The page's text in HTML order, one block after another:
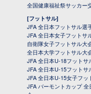
全国健康福祉祭サッカー
[フットサル]
JFA 全日本フットサル選
JFA 全日本女子フットサ
自衛隊女子フットサル大
全日本大学フットサル大
JFA 全日本U-18フットサ
JFA 全日本U-15フットサ
JFA 全日本U-15女子フッ
JFA バーモントカップ